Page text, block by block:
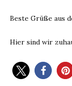
Beste Grüße aus
Hier sind wir